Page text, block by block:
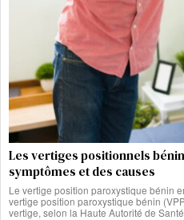
Les vertiges positionnels
symptômes et des causes
Le vertige position paroxystique bénin
vertige position paroxystique bénin
vertige, selon la Haute Autorité de